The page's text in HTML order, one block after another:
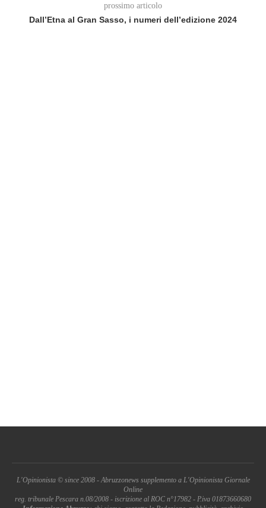
prossimo articolo
Dall’Etna al Gran Sasso, i numeri dell’edizione 2024
L'Opinionista © since 2008 - Abruzzonews supplemento a L'Opinionista Giornale
Online
reg. tribunale Pescara n.08/2008 - iscrizione al ROC n°17982 - P.iva 01873660680